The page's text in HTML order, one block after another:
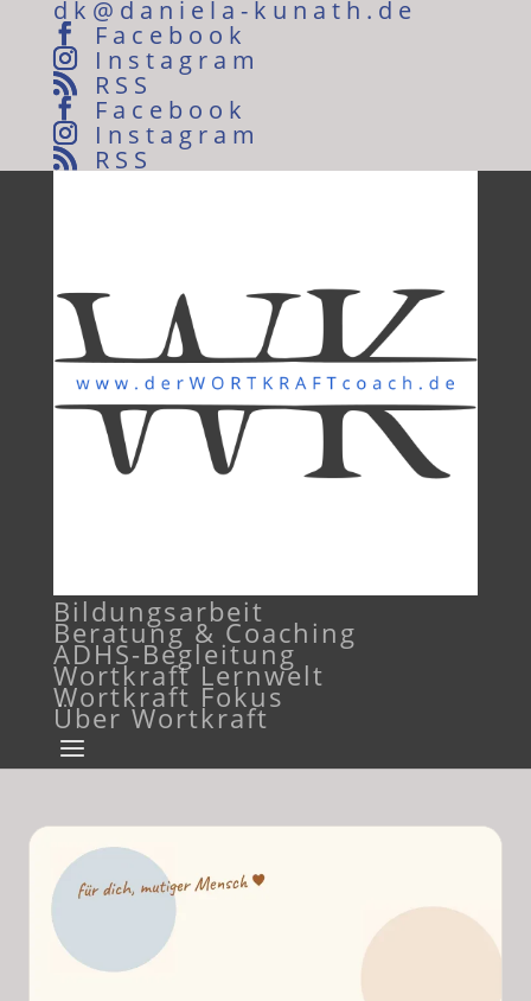
dk@daniela-kunath.de
Facebook
Instagram
RSS
Facebook
Instagram
RSS
Bildungsarbeit
Beratung & Coaching
ADHS-Begleitung
Wortkraft Lernwelt
Wortkraft Fokus
Über Wortkraft